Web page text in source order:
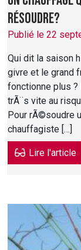
résoudre?
Publié le 22
Qui dit la saison
givre et le grand
fonctionne plus
trÃ¨s vite au
Pour rÃ©soudre
chauffagiste […]
Lire l'article